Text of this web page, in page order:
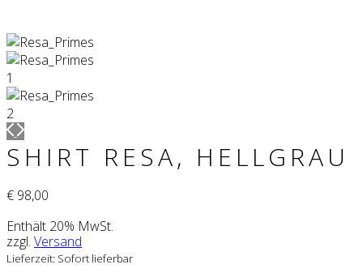
SHIRT RESA, HELL­GRAU
€ 98,00
Enthält 20% MwSt.
zzgl. Versand
Lieferzeit: Sofort lieferbar